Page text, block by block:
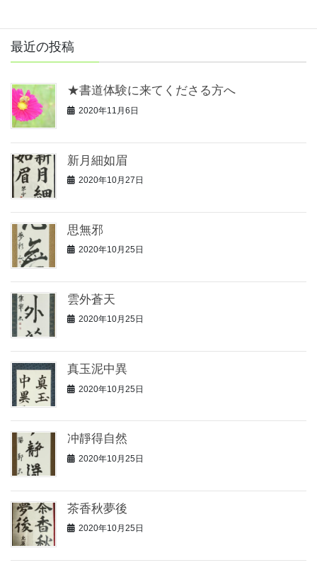
最近の投稿
★書道体験に来てくださる方へ
2020年11月6日
新月細如眉
2020年10月27日
思無邪
2020年10月25日
雲外蒼天
2020年10月25日
真玉泥中異
2020年10月25日
冲靜得自然
2020年10月25日
茶香秋夢後
2020年10月25日